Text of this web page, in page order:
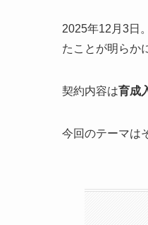
2025年12月3日
たことが明らか
契約内容は育成
今回のテーマは